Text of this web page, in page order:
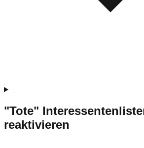
"Tote"
reaktivieren